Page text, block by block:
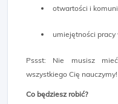
otwartości i
umiejętności pracy
Pssst: Nie musisz
wszystkiego Cię nauczymy!
Co będziesz robić?